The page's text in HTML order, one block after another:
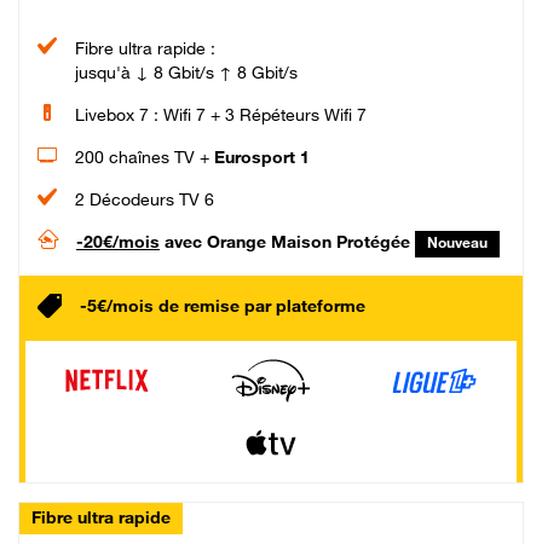
Fibre ultra rapide :
jusqu'à ↓ 8 Gbit/s ↑ 8 Gbit/s
Livebox 7 : Wifi 7 + 3 Répéteurs Wifi 7
200 chaînes TV + Eurosport 1
2 Décodeurs TV 6
-20€/mois avec Orange Maison Protégée Nouveau
-5€/mois de remise par plateforme
Fibre ultra rapide